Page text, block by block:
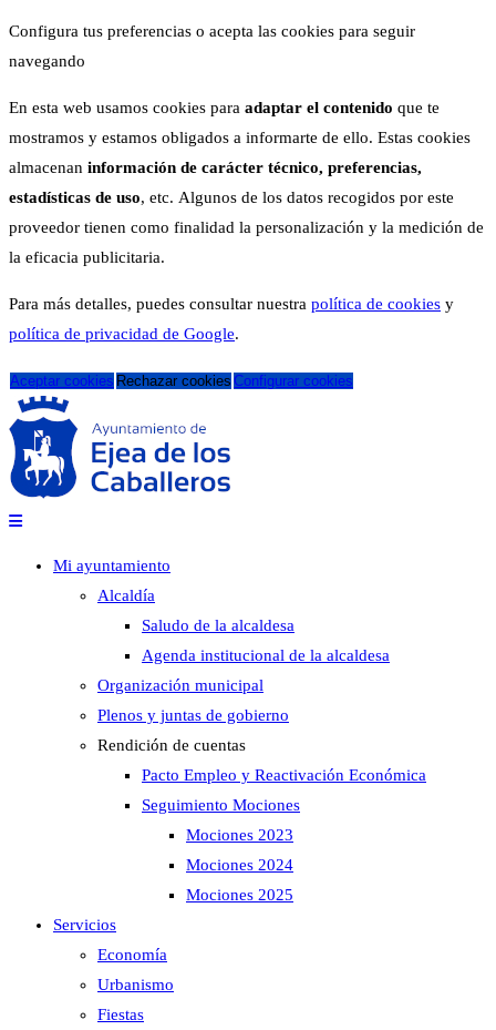
Configura tus preferencias o acepta las cookies para seguir
navegando
En esta web usamos cookies para adaptar el contenido que te
mostramos y estamos obligados a informarte de ello. Estas cookies
almacenan información de carácter técnico, preferencias,
estadísticas de uso, etc. Algunos de los datos recogidos por este
proveedor tienen como finalidad la personalización y la medición de
la eficacia publicitaria.
Para más detalles, puedes consultar nuestra política de cookies y
política de privacidad de Google.
Aceptar cookies Rechazar cookies Configurar cookies
Mi ayuntamiento
Alcaldía
Saludo de la alcaldesa
Agenda institucional de la alcaldesa
Organización municipal
Plenos y juntas de gobierno
Rendición de cuentas
Pacto Empleo y Reactivación Económica
Seguimiento Mociones
Mociones 2023
Mociones 2024
Mociones 2025
Servicios
Economía
Urbanismo
Fiestas